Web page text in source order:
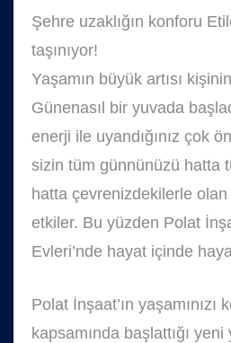
Şehre uzaklığın konforu
taşınıyor!
Yaşamın büyük artısı
Günenasıl bir yuvada
enerji ile uyandığınız çok
sizin tüm günnünüzü hatta
hatta çevrenizdekilerle
etkiler. Bu yüzden Polat
Evleri’nde hayat içinde
Polat İnşaat’ın yaşamınızı
kapsamında başlattığı yeni